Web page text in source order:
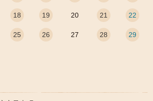
18 19 20 21 22
25 26 27 28 29